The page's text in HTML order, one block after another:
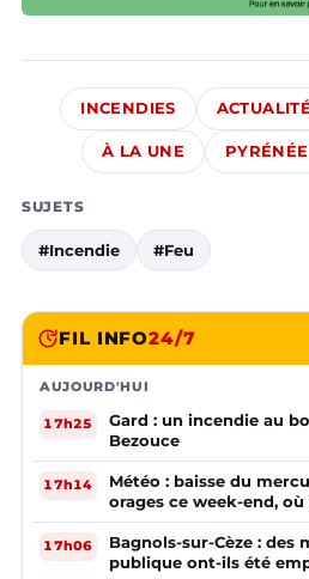
INCENDIES
À LA UNE
SUJETS
#Incendie #Feu
FIL INFO24/7
AUJOURD'HUI
17h25
Gard : un incendie au
Bezouce
17h14
Météo : baisse du
orages ce week-end,
17h06
Bagnols-sur-Cèze : des
publique ont-ils été